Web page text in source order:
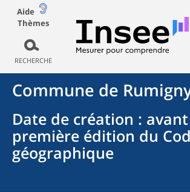
Aide
Thèmes
RECHERCHE
Commune de
Date de création :
première édition du
géographique